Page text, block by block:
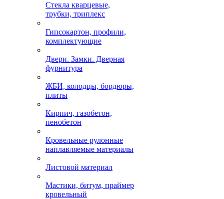
Стекла кварцевые,
трубки, триплекс
Гипсокартон, профили,
комплектующие
Двери. Замки. Дверная
фурнитура
ЖБИ, колодцы, бордюры,
плиты
Кирпич, газобетон,
пенобетон
Кровельные рулонные
наплавляемые материалы
Листовой материал
Мастики, битум, праймер
кровельный